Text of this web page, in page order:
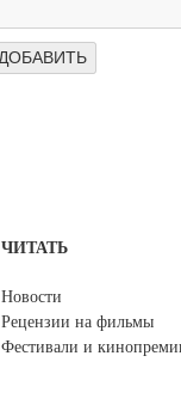
ЧИТАТЬ
Новости
Рецензии на фильмы
Фестивали и